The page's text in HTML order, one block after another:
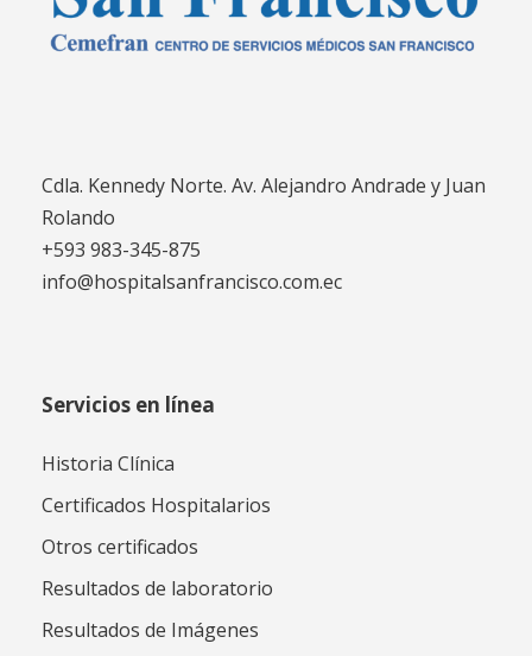
Cdla. Kennedy Norte. Av. Alejandro Andrade y Juan
Rolando
+593 983-345-875
info@hospitalsanfrancisco.com.ec
Servicios en línea
Historia Clínica
Certificados Hospitalarios
Otros certificados
Resultados de laboratorio
Resultados de Imágenes